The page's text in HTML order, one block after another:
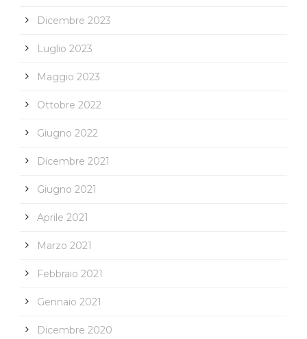
Dicembre 2023
Luglio 2023
Maggio 2023
Ottobre 2022
Giugno 2022
Dicembre 2021
Giugno 2021
Aprile 2021
Marzo 2021
Febbraio 2021
Gennaio 2021
Dicembre 2020